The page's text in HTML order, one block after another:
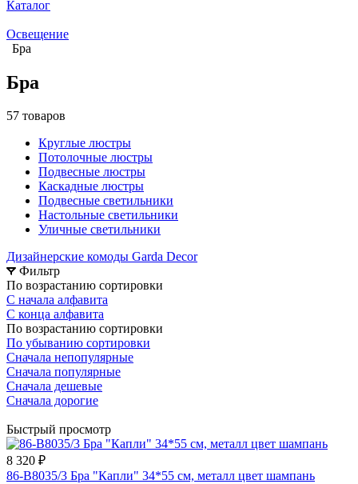
Каталог
Освещение
Бра
Бра
57 товаров
Круглые люстры
Потолочные люстры
Подвесные люстры
Каскадные люстры
Подвесные светильники
Настольные светильники
Уличные светильники
Дизайнерские комоды Garda Decor
Фильтр
По возрастанию сортировки
С начала алфавита
С конца алфавита
По возрастанию сортировки
По убыванию сортировки
Сначала непопулярные
Сначала популярные
Сначала дешевые
Сначала дорогие
Быстрый просмотр
8 320 ₽
86-B8035/3 Бра "Капли" 34*55 см, металл цвет шампань